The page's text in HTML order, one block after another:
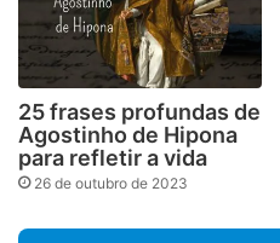
25 frases profundas de
Agostinho de Hipona
para refletir a vida
26 de outubro de 2023